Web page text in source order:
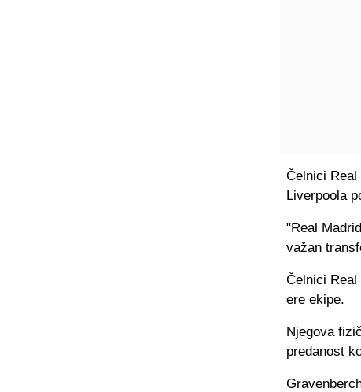
Čelnici Real
Liverpoola
"Real
važan
Čelnici Real
ere ekipe.
Njegova
predanost